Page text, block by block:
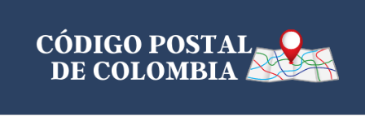
contenido